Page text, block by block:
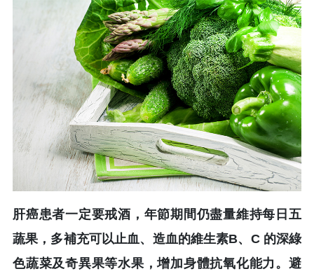
肝癌患者一定要戒酒，年節期間仍盡量維持每日五
蔬果，多補充可以止血、造血的維生素B、C 的深綠
色蔬菜及奇異果等水果，增加身體抗氧化能力。避